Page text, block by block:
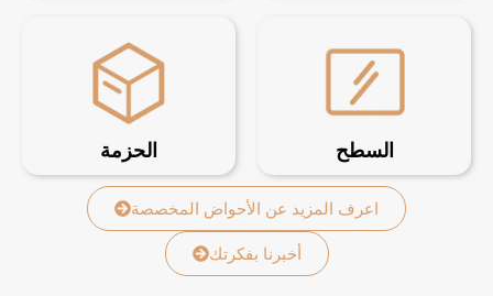
السطح الحزمة
اعرف المزيد عن الأحواض المخصصة
أخبرنا بفكرتك